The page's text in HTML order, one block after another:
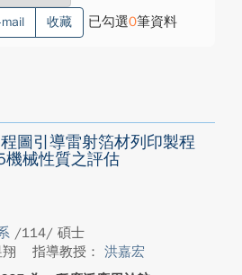
mail 收藏 已勾選0筆資料
圖引導雷射箔材列印製程
械性質之評估
/114/ 碩士
指導教授： 洪嘉宏